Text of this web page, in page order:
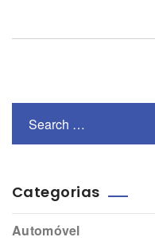
Categorias
Automóvel